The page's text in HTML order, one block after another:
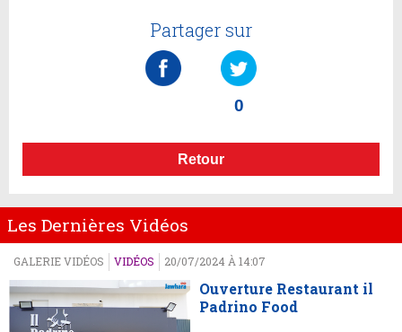
Partager sur
0
Retour
Les Dernières Vidéos
GALERIE VIDÉOS VIDÉOS 20/07/2024 À 14:07
Ouverture Restaurant il
Padrino Food